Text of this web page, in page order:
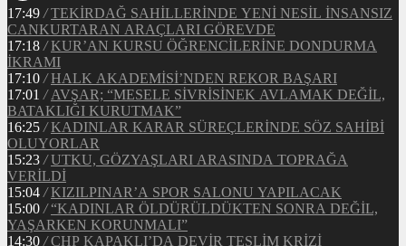
17:49 / TEKİRDAĞ SAHİLLERİNDE YENİ NESİL İNSANSIZ
CANKURTARAN ARAÇLARI GÖREVDE
17:18 / KUR’AN KURSU ÖĞRENCİLERİNE DONDURMA
İKRAMI
17:10 / HALK AKADEMİSİ’NDEN REKOR BAŞARI
17:01 / AVŞAR; “MESELE SİVRİSİNEK AVLAMAK DEĞİL,
BATAKLIĞI KURUTMAK”
16:25 / KADINLAR KARAR SÜREÇLERİNDE SÖZ SAHİBİ
OLUYORLAR
15:23 / UTKU, GÖZYAŞLARI ARASINDA TOPRAĞA
VERİLDİ
15:04 / KIZILPINAR’A SPOR SALONU YAPILACAK
15:00 / “KADINLAR ÖLDÜRÜLDÜKTEN SONRA DEĞİL,
YAŞARKEN KORUNMALI”
14:30 / CHP KAPAKLI’DA DEVİR TESLİM KRİZİ